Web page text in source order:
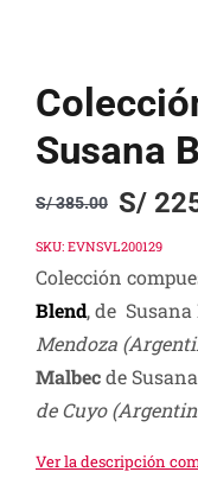
Susana
S/385.00
Original
price
was:
S/ 385.00.
S/
Current
price
is:
S/ 225.00.
SKU: EVNSVL200129
Colección
Blend, de
Mendoza
Malbecde
de Cuyo
Ver la descripción